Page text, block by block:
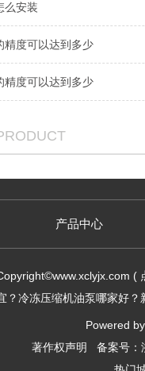
么安装
精度可以达到多少
精度可以达到多少
产品中心
www.xclyjx.com (
冷冻压缩机油泵哪家好
Powered by
著作权声明
备案号：